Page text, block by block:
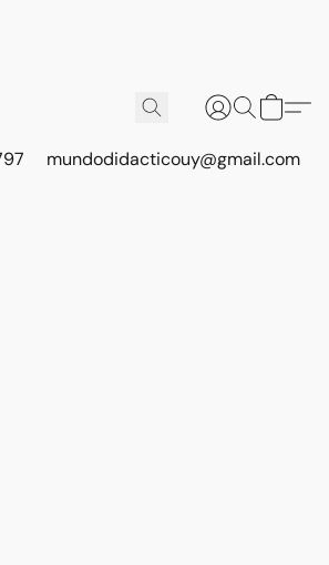
mundodidacticouy@gmail.com